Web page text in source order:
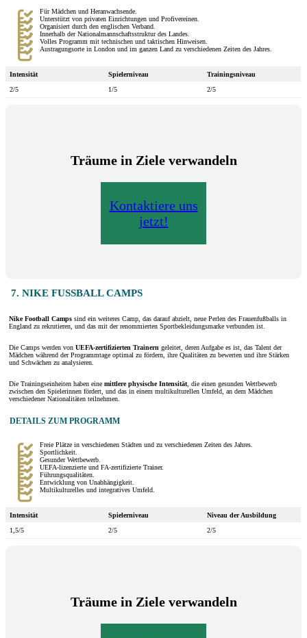
Für Mädchen und Heranwachsende.
Unterstützt von privaten Einrichtungen und Profivereinen.
Organisiert durch den englischen Verband.
Innerhalb der Nationalmannschaftsstruktur des Landes.
Volles Programm mit technischen und taktischen Hinweisen.
Austragungsorte in London und im ganzen Land zu verschiedenen Zeiten des Jahres.
Intensität Spielerniveau
Trainingsniveau
2/5
1/5 2/5
Träume in Ziele verwandeln
Kontaktiere uns
jetzt!
7. NIKE FUSSBALL CAMPS
Nike Football Camps sind ein weiteres Camp, das darauf abzielt, neue Perlen des Frauenfußballs in
England zu rekrutieren, und das mit der renommierten Sportbekleidungsmarke verbunden ist.
Die Camps werden von UEFA-zertifizierten Trainern geleitet, deren Aufgabe es ist, das Talent der
Mädchen während der Programmtage optimal zu fördern, ihre Qualitäten zu bewerten und ihre Stärken
und Schwächen zu analysieren.
Die Trainingseinheiten haben eine mittlerephysische Intensität , die einen gesunden Wettbewerb
zwischen den Spielerinnen fördert, und das in einem multikulturellen Umfeld, an dem Mädchen
verschiedener Nationalitäten teilnehmen.
DETAILS ZUM PROGRAMM
Freie Plätze in verschiedenen Städten und zu verschiedenen Zeiten des Jahres.
Sportlichkeit.
Gesunder Wettbewerb.
UEFA-lizenzierte und FA-zertifizierte Trainer.
Führungsqualitäten.
Entwicklung von Unabhängigkeit.
Multikulturelles und integratives Umfeld.
Intensität Spielerniveau
Niveau der Ausbildung
1,5/5
2/5 2/5
Träume in Ziele verwandeln